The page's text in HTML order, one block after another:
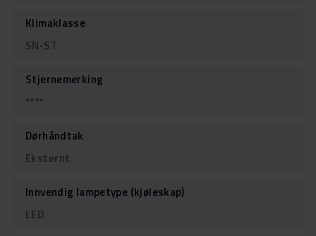
Klimaklasse
SN-ST
Stjernemerking
****
Dørhåndtak
Eksternt
Innvendig lampetype (kjøleskap)
LED